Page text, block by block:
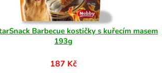
Barbecue kostičky s kuřecím masem
193g
187 Kč